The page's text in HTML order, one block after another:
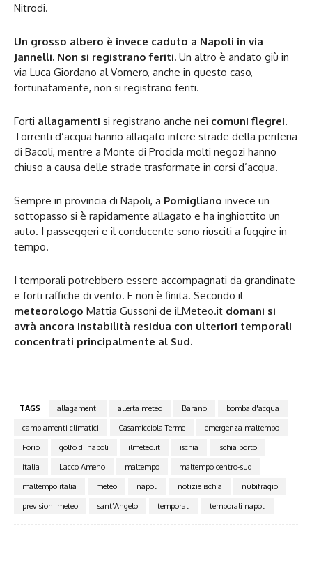
Nitrodi.
Un grosso albero è invece caduto a Napoli in via
Jannelli. Non si registrano feriti. Un altro è andato giù in
via Luca Giordano al Vomero, anche in questo caso,
fortunatamente, non si registrano feriti.
Forti allagamenti si registrano anche nei comuni flegrei.
Torrenti d’acqua hanno allagato intere strade della periferia
di Bacoli, mentre a Monte di Procida molti negozi hanno
chiuso a causa delle strade trasformate in corsi d’acqua.
Sempre in provincia di Napoli, a Pomigliano invece un
sottopasso si è rapidamente allagato e ha inghiottito un
auto. I passeggeri e il conducente sono riusciti a fuggire in
tempo.
I temporali potrebbero essere accompagnati da grandinate
e forti raffiche di vento. E non è finita. Secondo il
meteorologo Mattia Gussoni de iLMeteo.it domani si
avrà ancora instabilità residua con ulteriori temporali
concentrati principalmente al Sud.
TAGS allagamenti allerta meteo Barano
bomba d'acqua
cambiamenti climatici
Casamicciola Terme
emergenza maltempo
Forio
golfo di napoli ilmeteo.it ischia
ischia porto
italia
Lacco Ameno maltempo
maltempo centro-sud
maltempo italia
meteo napoli notizie ischia
nubifragio
previsioni meteo
sant’Angelo temporali temporali napoli